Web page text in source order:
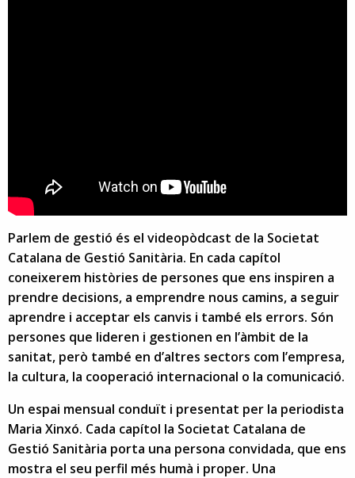
Parlem de gestió és el videopòdcast de la Societat
Catalana de Gestió Sanitària. En cada capítol
coneixerem històries de persones que ens inspiren a
prendre decisions, a emprendre nous camins, a seguir
aprendre i acceptar els canvis i també els errors. Són
persones que lideren i gestionen en l’àmbit de la
sanitat, però també en d’altres sectors com l’empresa,
la cultura, la cooperació internacional o la comunicació.
Un espai mensual conduït i presentat per la periodista
Maria Xinxó. Cada capítol la Societat Catalana de
Gestió Sanitària porta una persona convidada, que ens
mostra el seu perfil més humà i proper. Una